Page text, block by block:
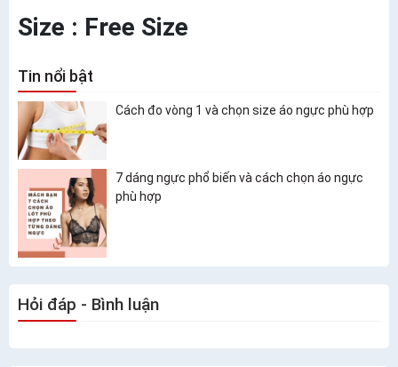
Size : Free Size
Tin nổi bật
Cách đo vòng 1 và chọn size áo ngực phù hợp
7 dáng ngực phổ biến và cách chọn áo ngực
phù hợp
Hỏi đáp - Bình luận